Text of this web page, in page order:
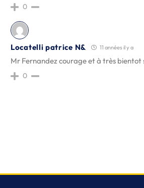
0
Locatelli patrice N& 11 années il y a
Mr Fernandez courage et à très bientot
0